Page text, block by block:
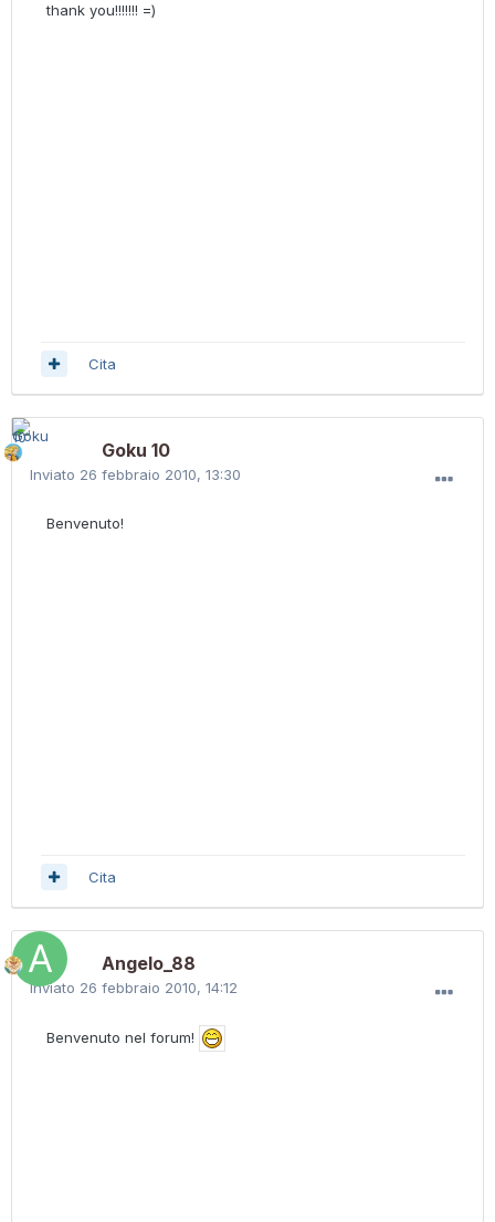
thank you!!!!!!! =)
Cita
Goku 10
Inviato 26 febbraio 2010, 13:30
Benvenuto!
Cita
Angelo_88
Inviato 26 febbraio 2010, 14:12
Benvenuto nel forum!